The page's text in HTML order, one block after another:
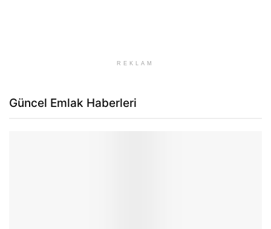
REKLAM
Güncel Emlak Haberleri